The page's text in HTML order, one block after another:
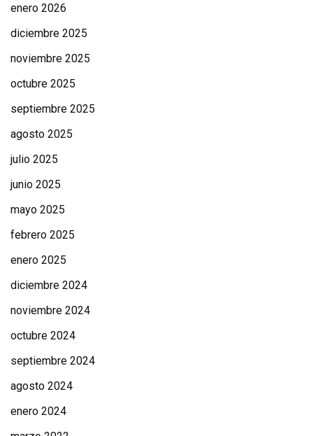
enero 2026
diciembre 2025
noviembre 2025
octubre 2025
septiembre 2025
agosto 2025
julio 2025
junio 2025
mayo 2025
febrero 2025
enero 2025
diciembre 2024
noviembre 2024
octubre 2024
septiembre 2024
agosto 2024
enero 2024